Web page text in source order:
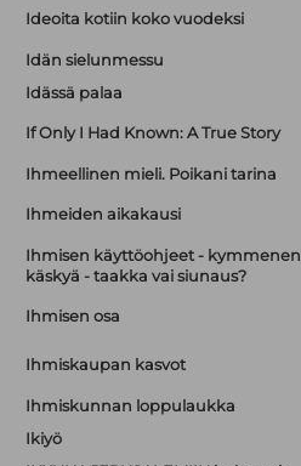
Ideoita kotiin koko vuodeksi
Idän sielunmessu
Idässä palaa
If Only I Had Known: A True Story
Ihmeellinen mieli. Poikani tarina
Ihmeiden aikakausi
Ihmisen käyttöohjeet - kymmenen
käskyä - taakka vai siunaus?
Ihmisen osa
Ihmiskaupan kasvot
Ihmiskunnan loppulaukka
Ikiyö